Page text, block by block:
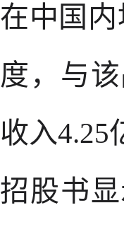
在中国
度，与
收入4.25
招股书